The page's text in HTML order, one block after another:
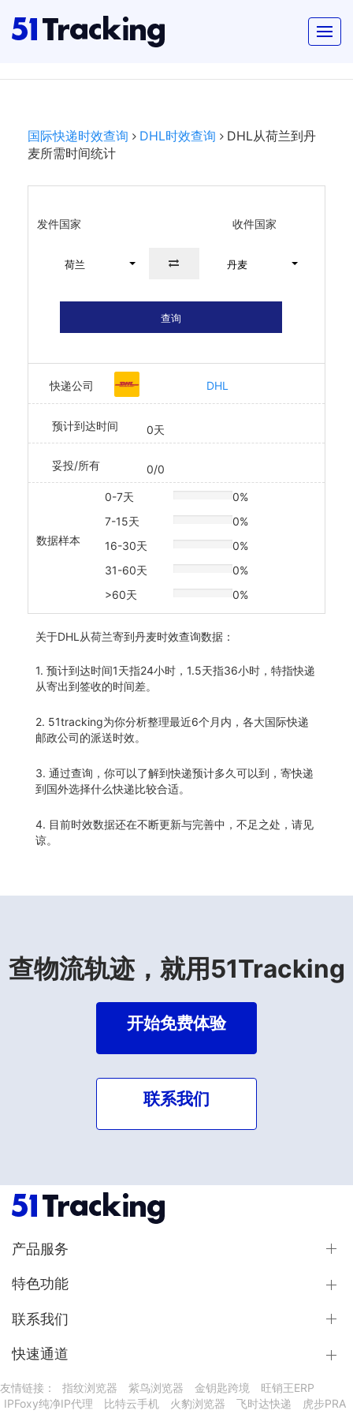
国际快递时效查询 DHL时效查询
DHL从荷兰到丹
麦所需时间统计
发件国家 收件国家
荷兰 丹麦
查询
快递公司 DHL
预计到达时间 0天
妥投/所有 0/0
数据样本
0-7天 20% Complete0%
7-15天
20% Complete0%
16-30天
20% Complete0%
31-60天
20% Complete0%
>60天
20% Complete0%
关于DHL从荷兰寄到丹麦时效查询数据：
1. 预计到达时间1天指24小时，1.5天指36小时，特指快递
从寄出到签收的时间差。
2. 51tracking为你分析整理最近6个月内，各大国际快递
邮政公司的派送时效。
3. 通过查询，你可以了解到快递预计多久可以到，寄快递
到国外选择什么快递比较合适。
4. 目前时效数据还在不断更新与完善中，不足之处，请见
谅。
查物流轨迹，就用51Tracking
开始免费体验
联系我们
产品服务
特色功能
联系我们
快速通道
友情链接： 指纹浏览器 紫鸟浏览器 金钥匙跨境
旺销王ERP
IPFoxy纯净IP代理
比特云手机 火豹浏览器 飞时达快递
虎步PRA